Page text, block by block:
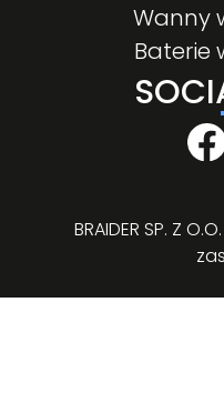
Wanny
Baterie
BRAIDER SP. Z